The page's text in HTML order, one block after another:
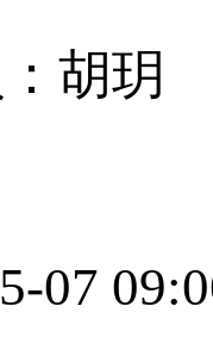
胡玥
07